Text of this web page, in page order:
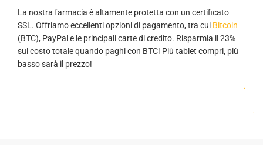
La nostra farmacia è altamente protetta con un certificato
SSL. Offriamo eccellenti opzioni di pagamento, tra cui Bitcoin
(BTC), PayPal e le principali carte di credito. Risparmia il 23%
sul costo totale quando paghi con BTC! Più tablet compri, più
basso sarà il prezzo!
.
.